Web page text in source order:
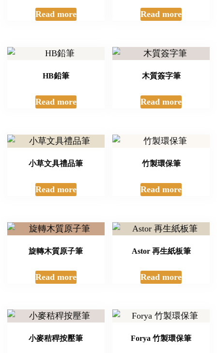
Read more Read more
HB鉛筆
Read more
木質簽字筆
Read more
小草文具禮品筆
Read more
竹製環保筆
Read more
旋轉木質原子筆
Read more
Astor 再生紙板筆
Read more
小麥秸稈按壓筆 Forya 竹製環保筆